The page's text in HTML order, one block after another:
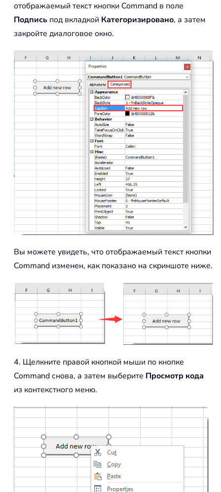
отображаемый текст кнопки Command в поле
Подпись под вкладкой Категоризировано, а затем
закройте диалоговое окно.
Вы можете увидеть, что отображаемый текст кнопки
Command изменен, как показано на скриншоте ниже.
4. Щелкните правой кнопкой мыши по кнопке
Command снова, а затем выберите Просмотр кода
из контекстного меню.